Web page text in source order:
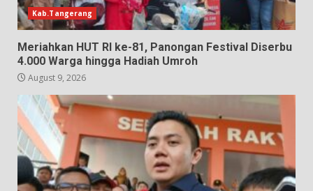
Kab.Tangerang
Meriahkan HUT RI ke-81, Panongan Festival Diserbu
4.000 Warga hingga Hadiah Umroh
August 9, 2026